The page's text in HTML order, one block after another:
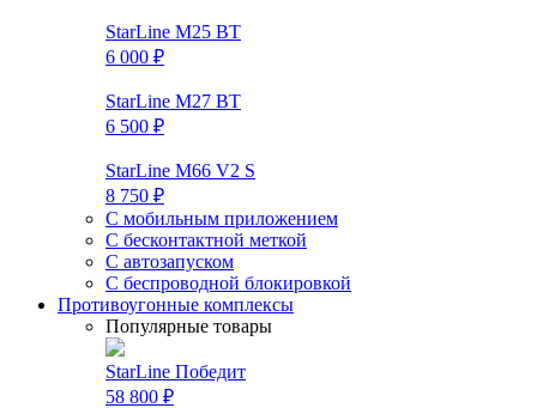
StarLine M25 BT
6 000 ₽
StarLine M27 BT
6 500 ₽
StarLine M66 V2 S
8 750 ₽
С мобильным приложением
С бесконтактной меткой
С автозапуском
С беспроводной блокировкой
Противоугонные комплексы
Популярные товары
StarLine Победит
58 800 ₽